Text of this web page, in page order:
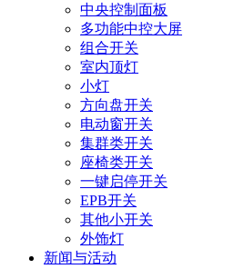
中央控制面板
多功能中控大屏
组合开关
室内顶灯
小灯
方向盘开关
电动窗开关
集群类开关
座椅类开关
一键启停开关
EPB开关
其他小开关
外饰灯
新闻与活动